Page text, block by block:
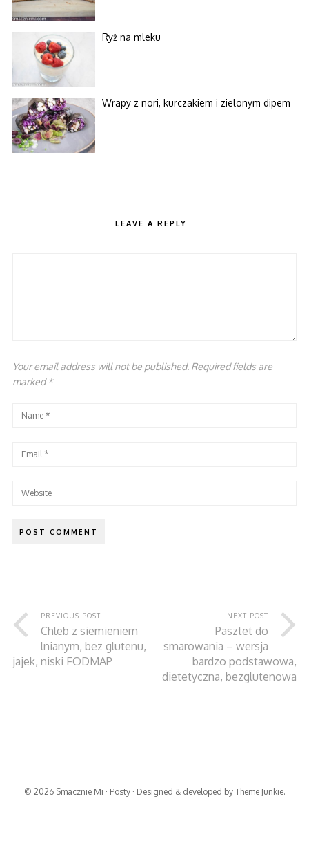
Ryż na mleku
Wrapy z nori, kurczakiem i zielonym dipem
LEAVE A REPLY
Your email address will not be published. Required fields are
marked*
PREVIOUS POST
Chleb z siemieniem
lnianym, bez glutenu,
jajek, niski FODMAP
NEXT POST
Pasztet do
smarowania – wersja
bardzo podstawowa,
dietetyczna, bezglutenowa
© 2026 Smacznie Mi · Posty· Designed & developed by Theme Junkie.